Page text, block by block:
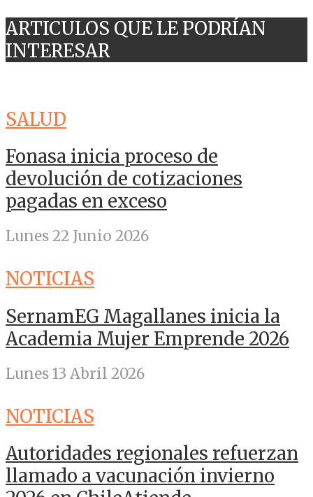
ARTICULOS QUE LE PODRÍAN
INTERESAR
SALUD
Fonasa inicia proceso de
devolución de cotizaciones
pagadas en exceso
Lunes 22 Junio 2026
NOTICIAS
SernamEG Magallanes inicia la
Academia Mujer Emprende 2026
Lunes 13 Abril 2026
NOTICIAS
Autoridades regionales refuerzan
llamado a vacunación invierno